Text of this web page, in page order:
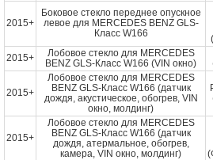
2015+
Боковое стекло переднее опускное
левое для MERCEDES BENZ GLS-
Класс W166
2015+
Лобовое стекло для MERCEDES
BENZ GLS-Класс W166 (VIN окно)
2015+
Лобовое стекло для MERCEDES
BENZ GLS-Класс W166 (датчик
дождя, акустическое, обогрев, VIN
окно, молдинг)
2015+
Лобовое стекло для MERCEDES
BENZ GLS-Класс W166 (датчик
дождя, атермальное, обогрев,
камера, VIN окно, молдинг)